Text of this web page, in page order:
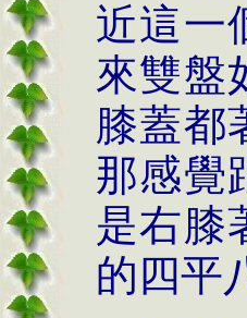
近這一
來雙盤
膝蓋都
那感覺
是右膝
的四平